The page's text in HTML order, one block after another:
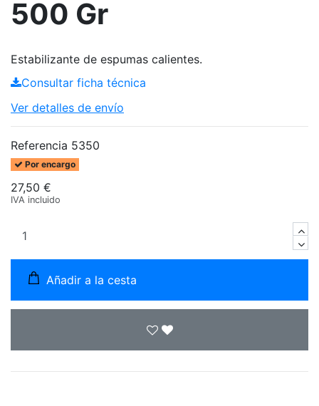
500 Gr
Estabilizante de espumas calientes.
Consultar ficha técnica
Ver detalles de envío
Referencia 5350
Por encargo
27,50 €
IVA incluido
Añadir a la cesta